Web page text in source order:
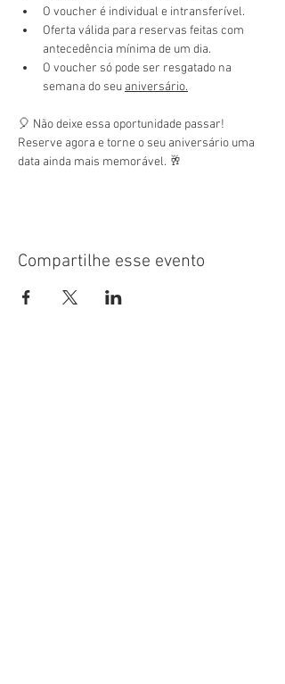
O voucher é individual e intransferível.
Oferta válida para reservas feitas com
antecedência mínima de um dia.
O voucher só pode ser resgatado na
semana do seu aniversário.
🎈 Não deixe essa oportunidade passar!
Reserve agora e torne o seu aniversário uma
data ainda mais memorável. 🥂
Compartilhe esse evento